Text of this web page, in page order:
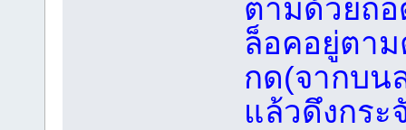
ตามด้วยถ
ล็อคอยู่ตาม
กด(จากบน
แล้วดึงกระ